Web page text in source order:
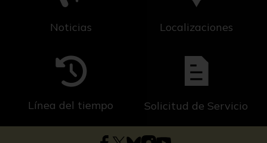
Noticias Localizaciones
Línea del tiempo Solicitud de Servicio